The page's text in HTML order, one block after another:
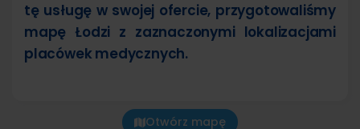
tę usługę w swojej ofercie, przygotowaliśmy
mapę Łodzi z zaznaczonymi lokalizacjami
placówek medycznych.
Otwórz mapę